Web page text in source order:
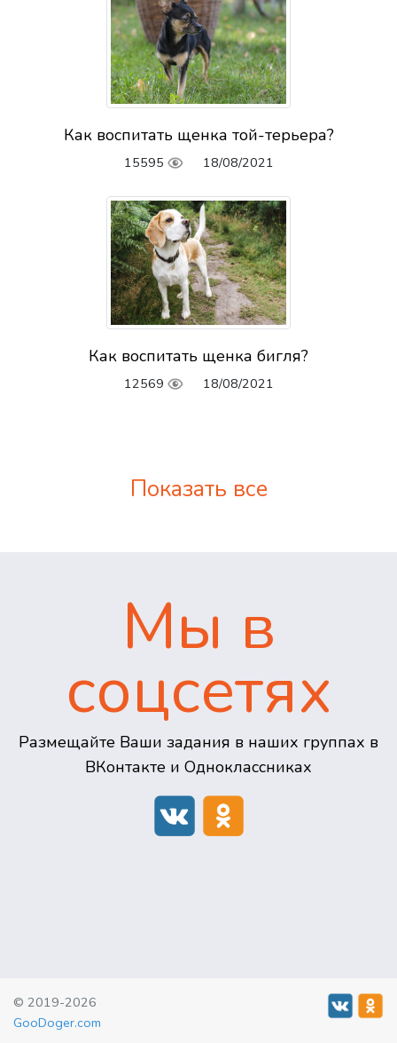
Как воспитать щенка той-терьера?
15595 18/08/2021
Как воспитать щенка бигля?
12569 18/08/2021
Показать все
Мы в
соцсетях
Размещайте Ваши задания в наших группах в
ВКонтакте и Одноклассниках
© 2019-2026
GooDoger.com